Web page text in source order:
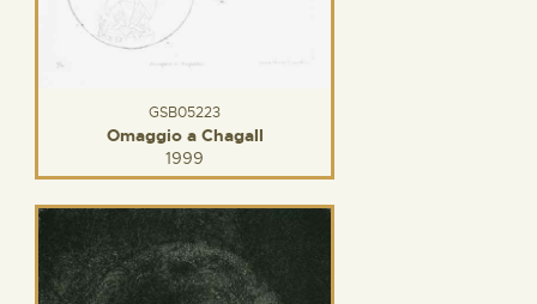
GSB05223
Omaggio a Chagall
1999